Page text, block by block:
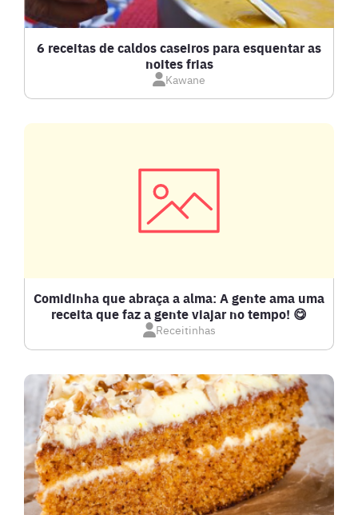
CALDOS
CARNE BOVINA
COMPOTAS E GELEIAS
DOCES E SOBREMESAS
DRINKS
FRANGO
FRUTOS DO MAR
6 receitas de caldos caseiros para esquentar as
noites frias
Kawane
Comidinha que abraça a alma: A gente ama uma
receita que faz a gente viajar no tempo! 😋
Receitinhas